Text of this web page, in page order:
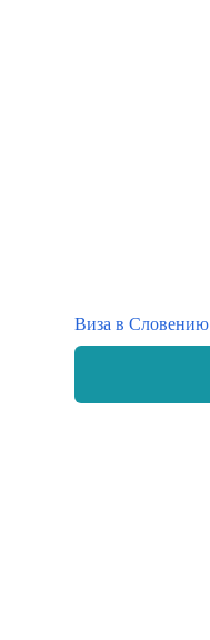
Виза в Словению